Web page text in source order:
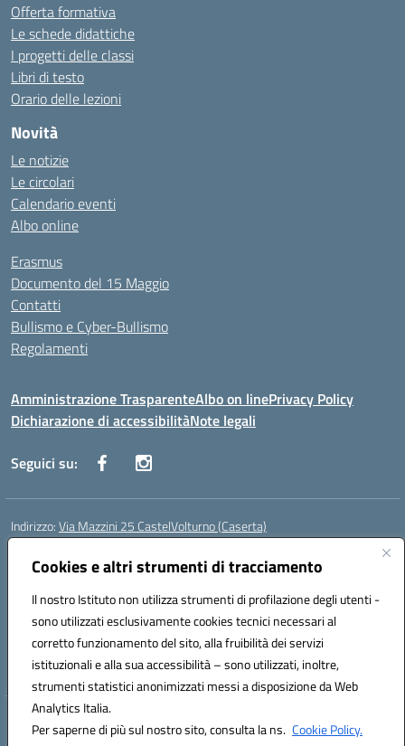
Cookies e altri strumenti di tracciamento
Il nostro Istituto non utilizza strumenti di profilazione degli utenti -
sono utilizzati esclusivamente cookies tecnici necessari al
corretto funzionamento del sito, alla fruibilità dei servizi
istituzionali e alla sua accessibilità – sono utilizzati, inoltre,
strumenti statistici anonimizzati messi a disposizione da Web
Analytics Italia.
Per saperne di più sul nostro sito, consulta la ns. Cookie Policy.
Offerta formativa
Le schede didattiche
I progetti delle classi
Libri di testo
Orario delle lezioni
Novità
Le notizie
Le circolari
Calendario eventi
Albo online
Erasmus
Documento del 15 Maggio
Contatti
Bullismo e Cyber-Bullismo
Regolamenti
Amministrazione TrasparenteAlbo on linePrivacy Policy
Dichiarazione di accessibilitàNote legali
Seguici su:
Indirizzo:Via Mazzini 25 CastelVolturno (Caserta)
Centralino:
Posta elettronica certificata (PEC):ceis014005@pec.istruzione.it
Codice fiscale: 93063510619
Codice meccanografico:CEIS014005
Codice Indice delle Pubbliche Amministrazioni (IPA): istsc_ceis014005
Codice unico di fatturazione (CUF): UOU8EW
Hosting & Powered by 3D Solution S.r.l.